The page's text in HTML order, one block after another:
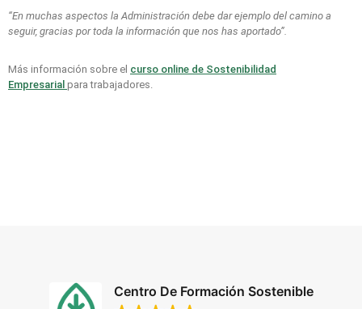
“En muchas aspectos la Administración debe dar ejemplo del camino a
seguir, gracias por toda la información que nos has aportado”.
Más información sobre el curso online de Sostenibilidad
Empresarial para trabajadores.
Centro De Formación Sostenible